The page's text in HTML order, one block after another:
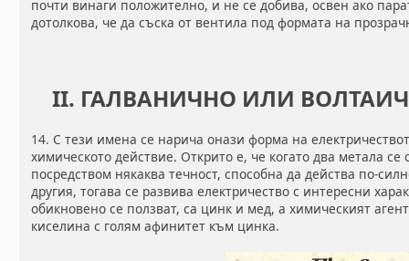
почти винаги положително, и не се добива, освен ако
дотолкова, че да съска от вентила под формата на
II. ГАЛВАНИЧНО ИЛИ
14. С тези имена се нарича онази форма на
химическото действие. Открито е, че когато два метала
посредством някаква течност, способна да действа по-
другия, тогава се развива електричество с интересни
обикновено се ползват, са цинк и мед, а химическият
киселина с голям афинитет към цинка.